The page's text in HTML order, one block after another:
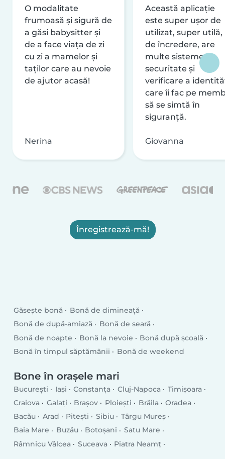
O modalitate
frumoasă și sigură de
a găsi babysitter și
de a face viața de zi
cu zi a mamelor și
taților care au nevoie
de ajutor acasă!
Nerina
Această aplicație
este super ușor de
utilizat, super utilă,
de încredere, are
multe sisteme de
securitate și
verificare a
care îi fac pe
să se simtă în
siguranță.
Giovanna
Înregistrează-mă!
Găsește bonă
Bonă de dimineață
Bonă de după-amiază
Bonă de seară
Bonă de noapte
Bonă la nevoie
Bonă după școală
Bonă în timpul săptămânii
Bonă de weekend
Bone în orașele mari
București Iași Constanța Cluj-Napoca
Timișoara
Craiova
Galați Brașov Ploiești Brăila
Oradea
Bacău
Arad Pitești Sibiu
Târgu Mureș
Baia Mare
Buzău Botoșani
Satu Mare
Râmnicu Vâlcea
Suceava
Piatra Neamț